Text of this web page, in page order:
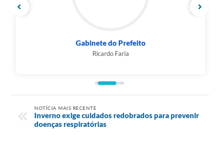
Gabinete do Prefeito
Ricardo Faria
NOTÍCIA MAIS RECENTE
Inverno exige cuidados redobrados para prevenir
doenças respiratórias